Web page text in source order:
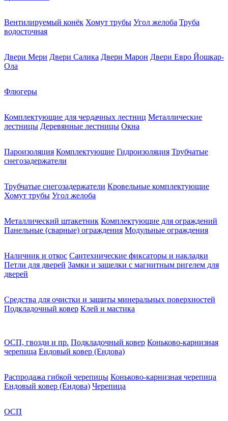
Вентилируемый конёк Хомут трубы Угол желоба Труба
водосточная
Двери Мери Двери Салика Двери Марон Двери Евро Йошкар-
Ола
Флюгеры
Комплектующие для чердачных лестниц Металлические
лестницы Деревянные лестницы Окна
Пароизоляция Комплектующие Гидроизоляция Трубчатые
снегозадержатели
Трубчатые снегозадержатели Кровельные комплектующие
Хомут трубы Угол желоба
Металлический штакетник Комплектующие для ограждений
Панельные (сварные) ограждения Модульные ограждения
Наличник и откос Сантехнические фиксаторы и накладки
Петли для дверей Замки и защелки с магнитным ригелем для
дверей
Средства для очистки и защиты минеральных поверхностей
Подкладочный ковер Клей и мастика
ОСП, гвозди и пр. Подкладочный ковер Коньково-карнизная
черепица Ендовый ковер (Ендова)
Распродажа гибкой черепицы Коньково-карнизная черепица
Ендовый ковер (Ендова) Черепица
ОСП